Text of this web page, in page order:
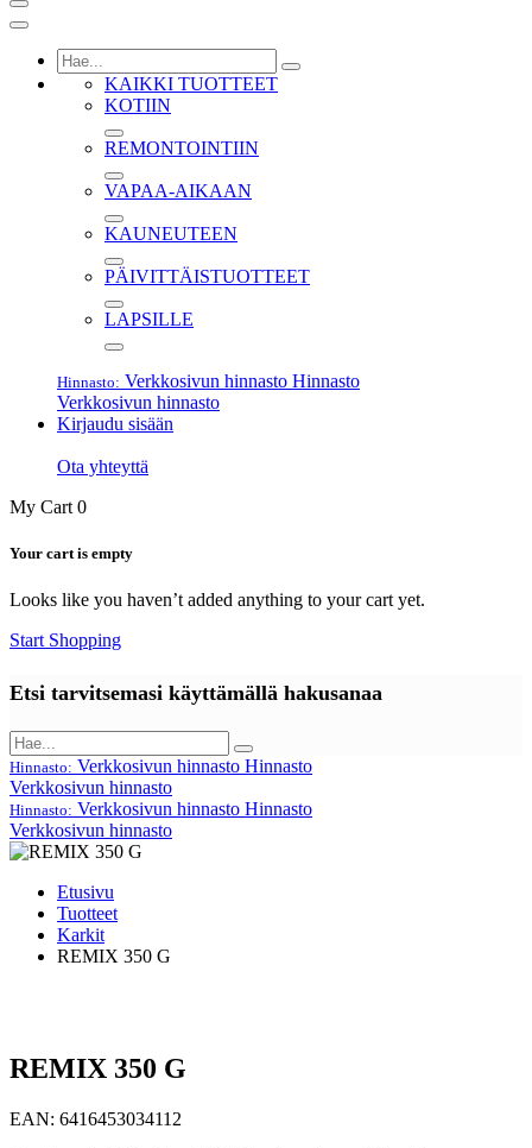
KAIKKI TUOTTEET
KOTIIN
REMONTOINTIIN
VAPAA-AIKAAN
KAUNEUTEEN
PÄIVITTÄISTUOTTEET
LAPSILLE
Hinnasto: Verkkosivun hinnasto Hinnasto
Verkkosivun hinnasto
Kirjaudu sisään
Ota yhteyttä
My Cart 0
Your cart is empty
Looks like you haven’t added anything to your cart yet.
Start Shopping
Etsi tarvitsemasi käyttämällä hakusanaa
Hinnasto: Verkkosivun hinnasto Hinnasto
Verkkosivun hinnasto
Hinnasto: Verkkosivun hinnasto Hinnasto
Verkkosivun hinnasto
Etusivu
Tuotteet
Karkit
REMIX 350 G
REMIX 350 G
EAN: 6416453034112